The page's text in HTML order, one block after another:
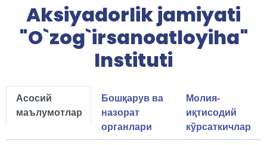
Aksiyadorlik jamiyati
"O`zog`irsanoatloyiha"
Instituti
Асосий
маълумотлар
Бошқарув ва
назорат
органлари
Молия-
иқтисодий
кўрсаткичлар